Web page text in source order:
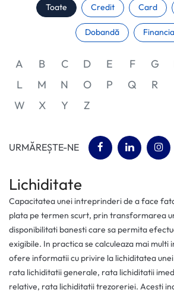
Toate Credit Card
Dobandă
A B C D E F G
L
M N O P Q R
W
X Y Z
URMĂREȘTE-NE (opens in a new
(opens
Lichiditate
Capacitatea unei intreprinderi de a face
plata pe termen scurt, prin transformarea
disponibilitati banesti care sa permita
exigibile. In practica se calculeaza mai multi
ofere informatii cu privire la lichiditatea
rata lichiditatii generale, rata lichiditatii
relative, rata lichiditatii trezoreriei. Acesti